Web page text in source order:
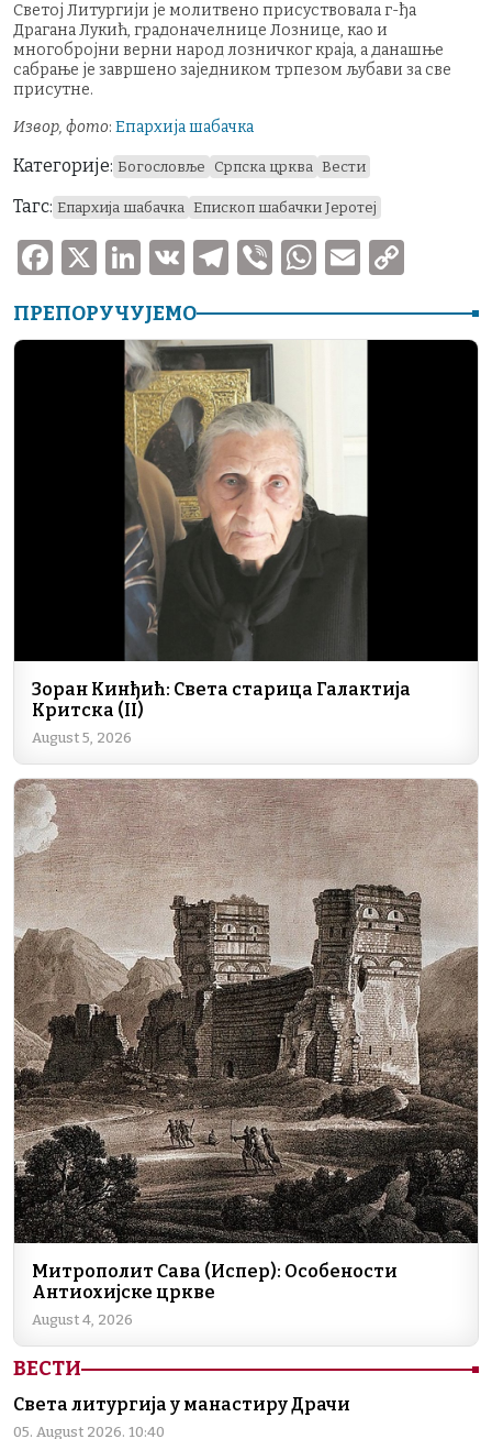
‍Светој Литургији је молитвено присуствовала г-ђа
Драгана Лукић, градоначелнице Лознице, као и
многобројни верни народ лозничког краја, а данашње
сабрање је завршено заједником трпезом љубави за све
присутне.
Извор, фото: Епархија шабачка
Категорије: Богословље Српска црква Вести
Тагс: Епархија шабачка Епископ шабачки Јеротеј
F
a
c
X
Li
n
k
e
dI
n
V
K
T
el
e
gr
a
m
V
ib
er
W
h
at
E
m
ai p
ПРЕПОРУЧУЈЕМО
Зоран Кинђић: Света старица Галактија
Критска (II)
August 5, 2026
Митрополит Сава (Испер): Особености
Антиохијске цркве
August 4, 2026
ВЕСТИ
Света литургија у манастиру Драчи
05. August 2026. 10:40